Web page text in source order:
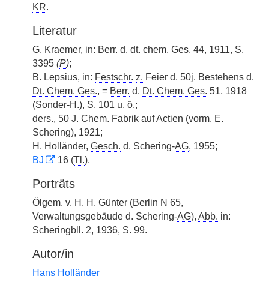
KR.
Literatur
G. Kraemer, in: Berr. d. dt. chem. Ges. 44, 1911, S.
3395 (P);
B. Lepsius, in: Festschr. z. Feier d. 50j. Bestehens d.
Dt. Chem. Ges., = Berr. d. Dt. Chem. Ges. 51, 1918
(Sonder-H.), S. 101 u. ö.;
ders., 50 J. Chem. Fabrik auf Actien (vorm. E.
Schering), 1921;
H. Holländer, Gesch. d. Schering-AG, 1955;
BJ
16 (Tl.).
Porträts
Ölgem. v. H. H. Günter (Berlin N 65,
Verwaltungsgebäude d. Schering-AG), Abb. in:
Scheringbll. 2, 1936, S. 99.
Autor/in
Hans Holländer